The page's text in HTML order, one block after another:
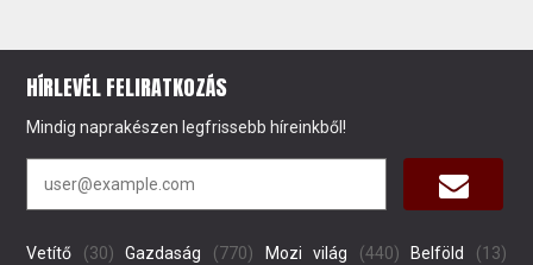
HÍRLEVÉL FELIRATKOZÁS
Mindig naprakészen legfrissebb híreinkből!
Vetítő (30) Gazdaság (770) Mozi világ (440) Belföld
(13)